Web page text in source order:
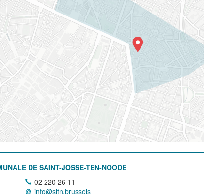
DE SAINT-JOSSE-TEN-NOODE
02 220 26 11
info@sjtn.brussels